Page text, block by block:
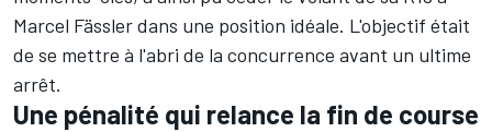
Marcel Fässler dans une position idéale. L'objectif était
de se mettre à l'abri de la concurrence avant un ultime
arrêt.
Une pénalité qui relance la fin de course